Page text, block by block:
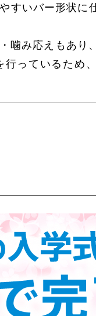
すいバー形状に
噛み応えもあり
っているため